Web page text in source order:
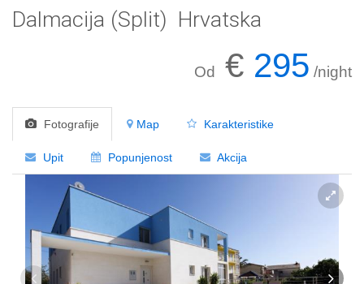
Dalmacija (Split) Hrvatska
Od € 295 /night
Fotografije Map Karakteristike
Upit Popunjenost Akcija